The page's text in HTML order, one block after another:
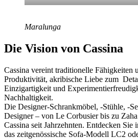
Maralunga
Die Vision von Cassina
Cassina vereint traditionelle Fähigkeiten
Produktivität, akribische Liebe zum
Einzigartigkeit und
Nachhaltigkeit.
Die Designer-Schrankmöbel, -Stühle, -
Designer – von Le Corbusier bis zu
Cassina seit Jahrzehnten. Entdecken Sie
das zeitgenössische Sofa-Modell LC2